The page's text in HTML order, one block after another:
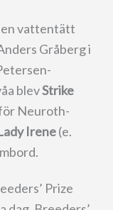
en vattentätt
Gråberg i
blevStrike
för Neuroth-
Irene(e.
Prize